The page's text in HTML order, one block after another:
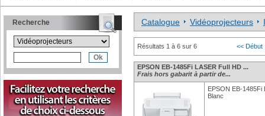
Recherche Catalogue Vidéoprojecteurs
Résultats 1 à 6 sur 6 << Début
EPSON EB-1485Fi LASER Full HD ...
Frais hors gabarit à partir de...
EPSON EB-1485Fi
Blanc